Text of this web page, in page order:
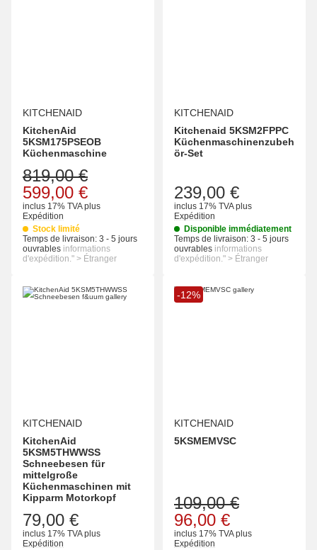
KITCHENAID
KitchenAid
5KSM175PSEOB
Küchenmaschine
599,00 €
819,00 €
inclus 17% TVAplus
Expédition
Stock limité
Temps de livraison: 3 - 5 jours
ouvrables informations
d'expédition." > Étranger
KITCHENAID
Kitchenaid 5KSM2FPPC
Küchenmaschinenzubeh
ör-Set
239,00 €
inclus 17% TVAplus
Expédition
Disponible immédiatement
Temps de livraison: 3 - 5 jours
ouvrables informations
d'expédition." > Étranger
KITCHENAID
KitchenAid
5KSM5THWWSS
Schneebesen für
mittelgroße
Küchenmaschinen mit
Kipparm Motorkopf
79,00 €
inclus 17% TVAplus
Expédition
-12%
KITCHENAID
5KSMEMVSC
96,00 €
109,00 €
inclus 17% TVAplus
Expédition